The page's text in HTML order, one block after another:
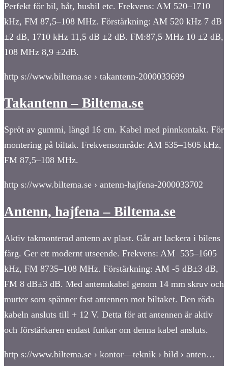
Perfekt för bil, båt, husbil etc. Frekvens: AM 520–1710
kHz, FM 87,5–108 MHz. Förstärkning: AM 520 kHz 7 dB
±2 dB, 1710 kHz 11,5 dB ±2 dB. FM:87,5 MHz 10 ±2 dB,
108 MHz 8,9 ±2dB.
http s://www.biltema.se › takantenn-2000033699
Takantenn – Biltema.se
Spröt av gummi, längd 16 cm. Kabel med pinnkontakt. För
montering på biltak. Frekvensområde: AM 535–1605 kHz,
FM 87,5–108 MHz.
http s://www.biltema.se › antenn-hajfena-2000033702
Antenn, hajfena – Biltema.se
Aktiv takmonterad antenn av plast. Går att lackera i bilens
färg. Ger ett modernt utseende. Frekvens: AM 535–1605
kHz, FM 8735–108 MHz. Förstärkning: AM -5 dB±3 dB,
FM 8 dB±3 dB. Med antennkabel genom 14 mm skruv och
mutter som spänner fast antennen mot biltaket. Den röda
kabeln ansluts till + 12 V. Detta för att antennen är aktiv
och förstärkaren endast funkar om denna kabel ansluts.
http s://www.biltema.se › kontor—teknik › bild › anten…